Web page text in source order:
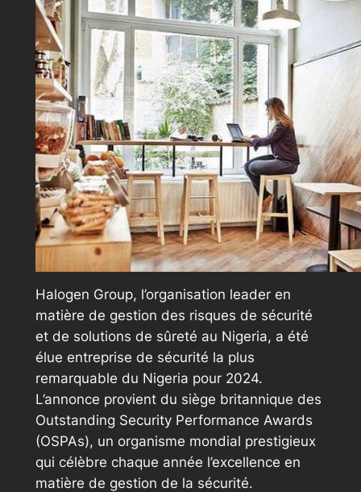
Halogen Group, l’organisation leader en
matière de gestion des risques de sécurité
et de solutions de sûreté au Nigeria, a été
élue entreprise de sécurité la plus
remarquable du Nigeria pour 2024.
L’annonce provient du siège britannique des
Outstanding Security Performance Awards
(OSPAs), un organisme mondial prestigieux
qui célèbre chaque année l’excellence en
matière de gestion de la sécurité.